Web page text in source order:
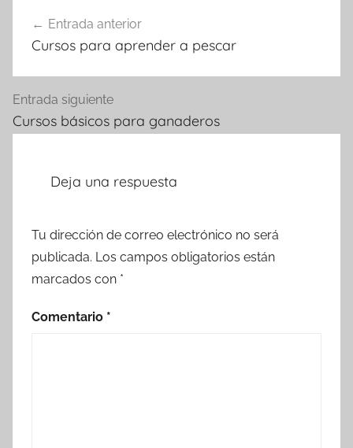
de
Entrada anterior
Cursos para aprender a pescar
Entrada siguiente
Cursos básicos para ganaderos
Deja una respuesta
Tu dirección de correo electrónico no será
publicada. Los campos obligatorios están
marcados con *
Comentario *